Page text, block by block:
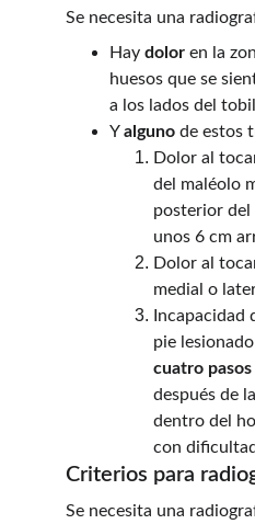
Se necesita una
Hay dolor en la
huesos que se
a los lados del
Y alguno de estos
Dolor al
del maléolo
posterior del
unos 6 cm
Dolor al
medial o
Incapacidad
pie lesionado
cuatro pasos
después de
dentro del
con
Criterios para
Se necesita una